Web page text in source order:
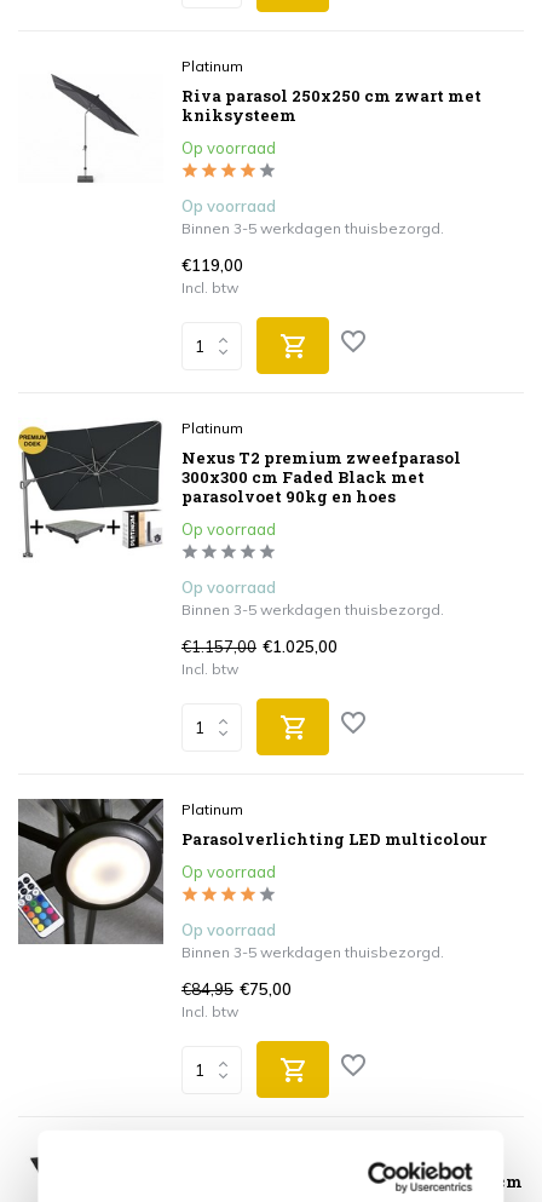
Platinum
Riva parasol 250x250 cm zwart met
kniksysteem
Op voorraad
Op voorraad
Binnen 3-5 werkdagen thuisbezorgd.
€119,00
Incl. btw
Platinum
Nexus T2 premium zweefparasol
300x300 cm Faded Black met
parasolvoet 90kg en hoes
Op voorraad
Op voorraad
Binnen 3-5 werkdagen thuisbezorgd.
€1.157,00 €1.025,00
Incl. btw
Platinum
Parasolverlichting LED multicolour
Op voorraad
Op voorraad
Binnen 3-5 werkdagen thuisbezorgd.
€84,95 €75,00
Incl. btw
Challenger T2 zweefparasol 350x260 cm